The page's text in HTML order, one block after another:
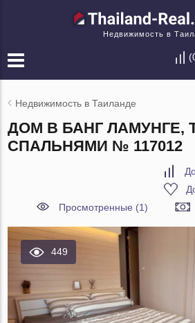
Недвижимость в
(
Недвижимость в Таиланде
ДОМ В БАНГ ЛАМУНГЕ,
СПАЛЬНЯМИ № 117012
Просмотренные (1)
449